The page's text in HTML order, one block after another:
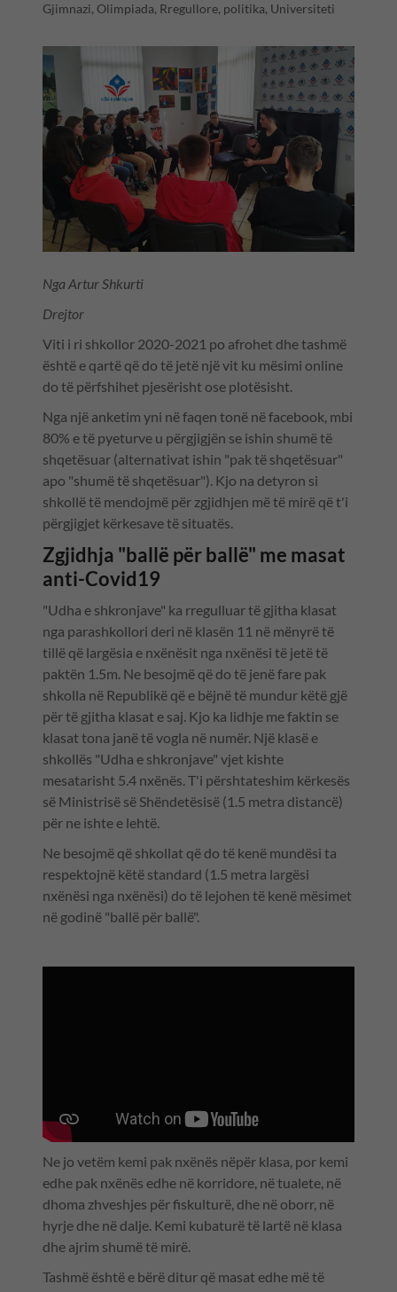
Gjimnazi, Olimpiada, Rregullore, politika, Universiteti
Nga Artur Shkurti
Drejtor
Viti i ri shkollor 2020-2021 po afrohet dhe tashmë
është e qartë që do të jetë një vit ku mësimi online
do të përfshihet pjesërisht ose plotësisht.
Nga një anketim yni në faqen tonë në facebook, mbi
80% e të pyeturve u përgjigjën se ishin shumë të
shqetësuar (alternativat ishin "pak të shqetësuar"
apo "shumë të shqetësuar"). Kjo na detyron si
shkollë të mendojmë për zgjidhjen më të mirë që t'i
përgjigjet kërkesave të situatës.
Zgjidhja "ballë për ballë" me masat
anti-Covid19
"Udha e shkronjave" ka rregulluar të gjitha klasat
nga parashkollori deri në klasën 11 në mënyrë të
tillë që largësia e nxënësit nga nxënësi të jetë të
paktën 1.5m. Ne besojmë që do të jenë fare pak
shkolla në Republikë që e bëjnë të mundur këtë gjë
për të gjitha klasat e saj. Kjo ka lidhje me faktin se
klasat tona janë të vogla në numër. Një klasë e
shkollës "Udha e shkronjave" vjet kishte
mesatarisht 5.4 nxënës. T'i përshtateshim kërkesës
së Ministrisë së Shëndetësisë (1.5 metra distancë)
për ne ishte e lehtë.
Ne besojmë që shkollat që do të kenë mundësi ta
respektojnë këtë standard (1.5 metra largësi
nxënësi nga nxënësi) do të lejohen të kenë mësimet
në godinë "ballë për ballë".
Ne jo vetëm kemi pak nxënës nëpër klasa, por kemi
edhe pak nxënës edhe në korridore, në tualete, në
dhoma zhveshjes për fiskulturë, dhe në oborr, në
hyrje dhe në dalje. Kemi kubaturë të lartë në klasa
dhe ajrim shumë të mirë.
Tashmë është e bërë ditur që masat edhe më të